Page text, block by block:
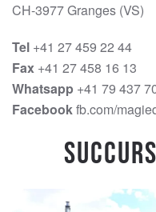
CH-3977 Granges (VS)
Tel +41 27 459 22 44
Fax +41 27 458 16 13
Whatsapp +41 79 437
Facebookfb.com/